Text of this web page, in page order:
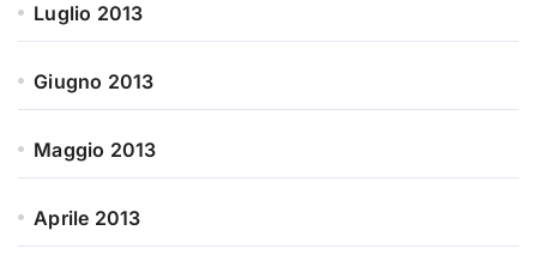
Luglio 2013
Giugno 2013
Maggio 2013
Aprile 2013